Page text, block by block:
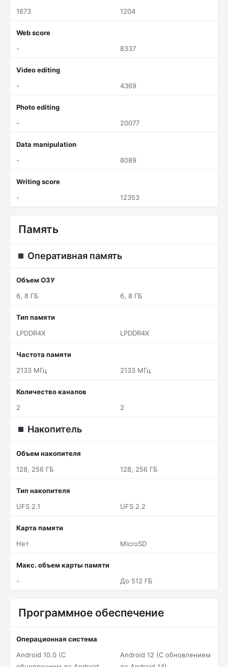
1673
1204
Web score
-
8337
Video editing
-
4369
Photo editing
-
20077
Data manipulation
-
8089
Writing score
-
12353
Память
Оперативная память
Объем ОЗУ
6, 8 ГБ
6, 8 ГБ
Тип памяти
LPDDR4X
LPDDR4X
Частота памяти
2133 МГц
2133 МГц
Количество каналов
2
2
Накопитель
Объем накопителя
128, 256 ГБ
128, 256 ГБ
Тип накопителя
UFS 2.1
UFS 2.2
Карта памяти
Нет
MicroSD
Макс. объем карты памяти
-
До 512 ГБ
Программное обеспечение
Операционная система
Android 10.0 (С
Android 12 (С обновлением